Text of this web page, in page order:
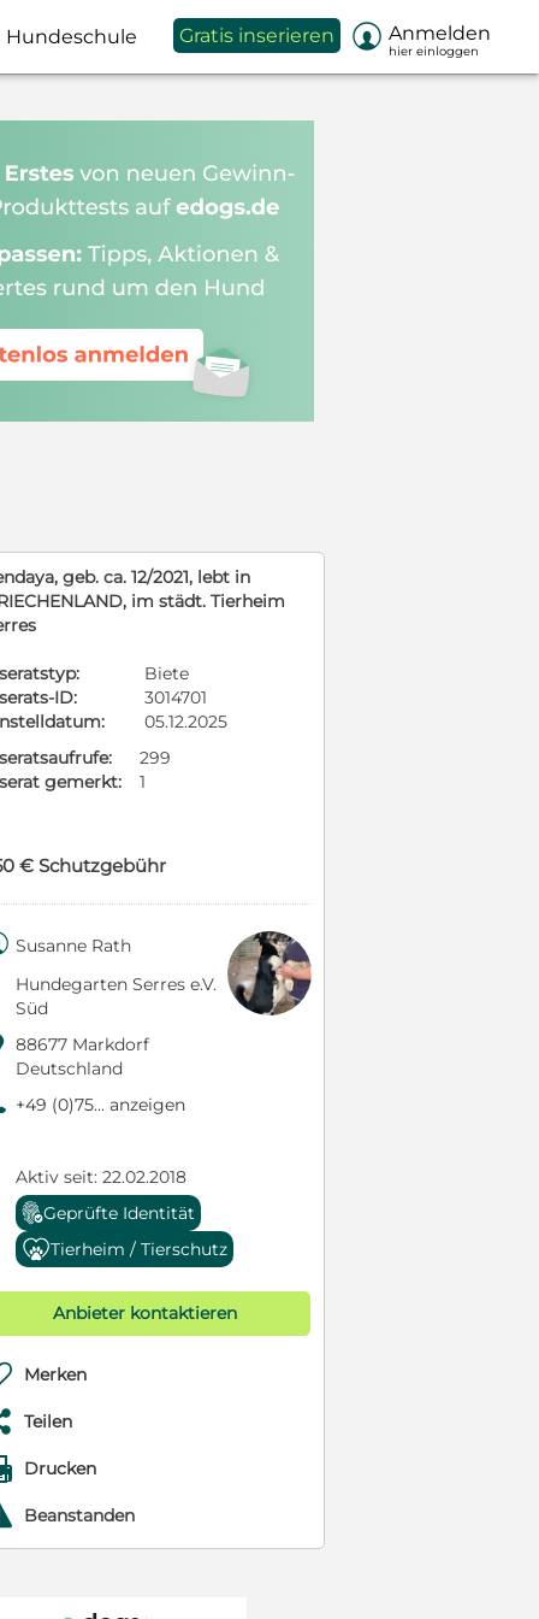
Hundeschule Gratis inserieren  Anmelden
hier einloggen
geb. ca. 12/2021, lebt in
im städt. Tierheim
Biete
ID:
3014701
05.12.2025
299
gemerkt:
1
€ Schutzgebühr
Susanne Rath
Hundegarten Serres e.V.
Süd
88677 Markdorf
Deutschland
+49 (0)75... anzeigen
Aktiv seit: 22.02.2018
Geprüfte Identität
Tierheim / Tierschutz
Anbieter kontaktieren
Merken
Teilen
Drucken
Beanstanden